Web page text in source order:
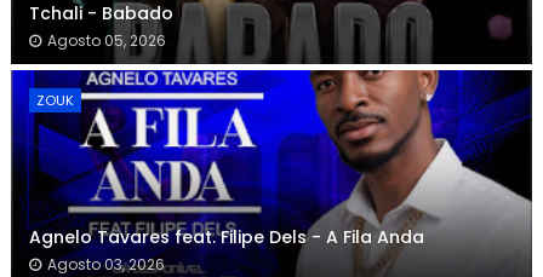
Tchali - Babado
Agosto 05, 2026
ZOUK
Agnelo Tavares feat. Filipe Dels - A Fila Anda
Agosto 03, 2026